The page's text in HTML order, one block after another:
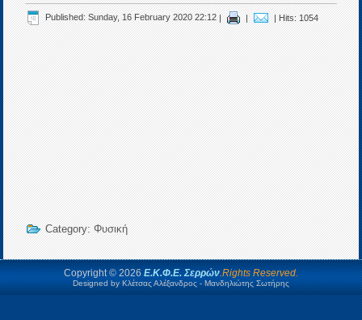
Published: Sunday, 16 February 2020 22:12 | | | Hits: 1054
Category:Φυσική
Copyright © 2026Ε.Κ.Φ.Ε. Σερρών.Rights Reserved.
Designed by Κλέτσας Αλέξανδρος - Μανδηλιώτης Σωτήρης